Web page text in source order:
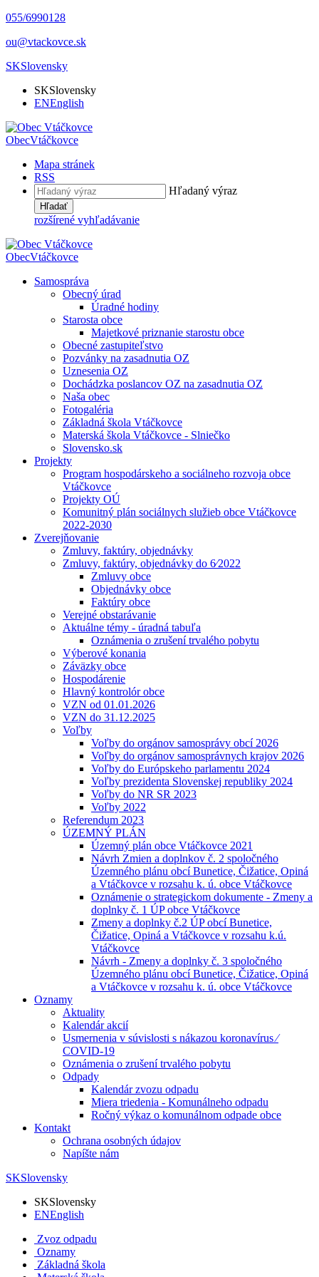
055/6990128
ou@vtackovce.sk
SKSlovensky
SKSlovensky
ENEnglish
ObecVtáčkovce
Mapa stránek
RSS
Hľadaný výraz
Hľadať
rozšírené vyhľadávanie
ObecVtáčkovce
Samospráva
Obecný úrad
Úradné hodiny
Starosta obce
Majetkové priznanie starostu obce
Obecné zastupiteľstvo
Pozvánky na zasadnutia OZ
Uznesenia OZ
Dochádzka poslancov OZ na zasadnutia OZ
Naša obec
Fotogaléria
Základná škola Vtáčkovce
Materská škola Vtáčkovce - Slniečko
Slovensko.sk
Projekty
Program hospodárskeho a sociálneho rozvoja obce
Vtáčkovce
Projekty OÚ
Komunitný plán sociálnych služieb obce Vtáčkovce
2022-2030
Zverejňovanie
Zmluvy, faktúry, objednávky
Zmluvy, faktúry, objednávky do 6⁄2022
Zmluvy obce
Objednávky obce
Faktúry obce
Verejné obstarávanie
Aktuálne témy - úradná tabuľa
Oznámenia o zrušení trvalého pobytu
Výberové konania
Záväzky obce
Hospodárenie
Hlavný kontrolór obce
VZN od 01.01.2026
VZN do 31.12.2025
Voľby
Voľby do orgánov samosprávy obcí 2026
Voľby do orgánov samosprávnych krajov 2026
Voľby do Európskeho parlamentu 2024
Voľby prezidenta Slovenskej republiky 2024
Voľby do NR SR 2023
Voľby 2022
Referendum 2023
ÚZEMNÝ PLÁN
Územný plán obce Vtáčkovce 2021
Návrh Zmien a doplnkov č. 2 spoločného
Územného plánu obcí Bunetice, Čižatice, Opiná
a Vtáčkovce v rozsahu k. ú. obce Vtáčkovce
Oznámenie o strategickom dokumente - Zmeny a
doplnky č. 1 ÚP obce Vtáčkovce
Zmeny a doplnky č.2 ÚP obcí Bunetice,
Čižatice, Opiná a Vtáčkovce v rozsahu k.ú.
Vtáčkovce
Návrh - Zmeny a doplnky č. 3 spoločného
Územného plánu obcí Bunetice, Čižatice, Opiná
a Vtáčkovce v rozsahu k. ú. obce Vtáčkovce
Oznamy
Aktuality
Kalendár akcií
Usmernenia v súvislosti s nákazou koronavírus ⁄
COVID-19
Oznámenia o zrušení trvalého pobytu
Odpady
Kalendár zvozu odpadu
Miera triedenia - Komunálneho odpadu
Ročný výkaz o komunálnom odpade obce
Kontakt
Ochrana osobných údajov
Napíšte nám
SKSlovensky
SKSlovensky
ENEnglish
Zvoz odpadu
Oznamy
Základná škola